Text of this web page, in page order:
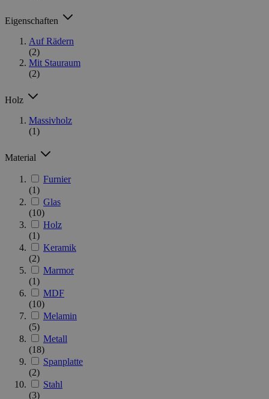
Eigenschaften
Auf Rädern
(2)
Mit Stauraum
(2)
Holz
Massivholz
(1)
Material
Furnier
(1)
Glas
(10)
Holz
(1)
Keramik
(2)
Marmor
(1)
MDF
(10)
Melamin
(5)
Metall
(18)
Spanplatte
(2)
Stahl
(3)